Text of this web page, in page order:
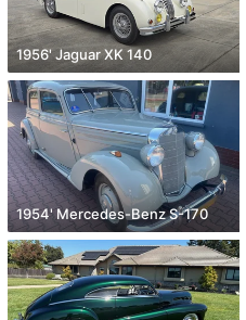
1956' Jaguar XK 140
1954' Mercedes-Benz S-170